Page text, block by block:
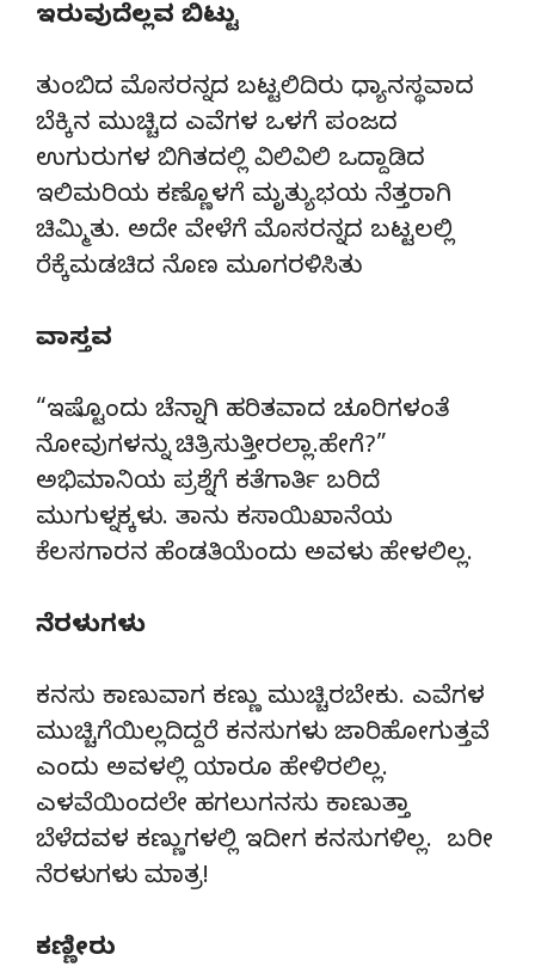
ಇರುವುದೆಲ್ಲವ ಬಿಟ್ಟು
ತುಂಬಿದ ಮೊಸರನ್ನದ ಬಟ್ಟಲಿದಿರು ಧ್ಯಾನಸ್ಥವಾದ
ಬೆಕ್ಕಿನ ಮುಚ್ಚಿದ ಎವೆಗಳ ಒಳಗೆ ಪಂಜದ
ಉಗುರುಗಳ ಬಿಗಿತದಲ್ಲಿ ವಿಲಿವಿಲಿ ಒದ್ದಾಡಿದ
ಇಲಿಮರಿಯ ಕಣ್ಣೊಳಗೆ ಮೃತ್ಯುಭಯ ನೆತ್ತರಾಗಿ
ಚಿಮ್ಮಿತು. ಅದೇ ವೇಳೆಗೆ ಮೊಸರನ್ನದ ಬಟ್ಟಲಲ್ಲಿ
ರೆಕ್ಕೆಮಡಚಿದ ನೊಣ ಮೂಗರಳಿಸಿತು
ವಾಸ್ತವ
“ಇಷ್ಟೊಂದು ಚೆನ್ನಾಗಿ ಹರಿತವಾದ ಚೂರಿಗಳಂತೆ
ನೋವುಗಳನ್ನು ಚಿತ್ರಿಸುತ್ತೀರಲ್ಲಾ.ಹೇಗೆ?”
ಅಭಿಮಾನಿಯ ಪ್ರಶ್ನೆಗೆ ಕತೆಗಾರ್ತಿ ಬರಿದೆ
ಮುಗುಳ್ನಕ್ಕಳು. ತಾನು ಕಸಾಯಿಖಾನೆಯ
ಕೆಲಸಗಾರನ ಹೆಂಡತಿಯೆಂದು ಅವಳು ಹೇಳಲಿಲ್ಲ.
ನೆರಳುಗಳು
ಕನಸು ಕಾಣುವಾಗ ಕಣ್ಣು ಮುಚ್ಚಿರಬೇಕು. ಎವೆಗಳ
ಮುಚ್ಚಿಗೆಯಿಲ್ಲದಿದ್ದರೆ ಕನಸುಗಳು ಜಾರಿಹೋಗುತ್ತವೆ
ಎಂದು ಅವಳಲ್ಲಿ ಯಾರೂ ಹೇಳಿರಲಿಲ್ಲ.
ಎಳವೆಯಿಂದಲೇ ಹಗಲುಗನಸು ಕಾಣುತ್ತಾ
ಬೆಳೆದವಳ ಕಣ್ಣುಗಳಲ್ಲಿ ಇದೀಗ ಕನಸುಗಳಿಲ್ಲ. ಬರೀ
ನೆರಳುಗಳು ಮಾತ್ರ!
ಕಣ್ಣೀರು